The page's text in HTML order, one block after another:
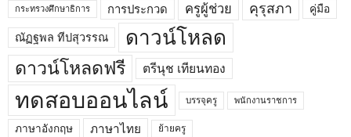
กระทรวงศึกษาธิการ การประกวด ครูผู้ช่วย คุรุสภา คู่มือ
ณัฏฐพล ทีปสุวรรณ ดาวน์โหลด
ดาวน์โหลดฟรี ตรีนุช เทียนทอง
ทดสอบออนไลน์ บรรจุครู พนักงานราชการ
ภาษาอังกฤษ ภาษาไทย ย้ายครู